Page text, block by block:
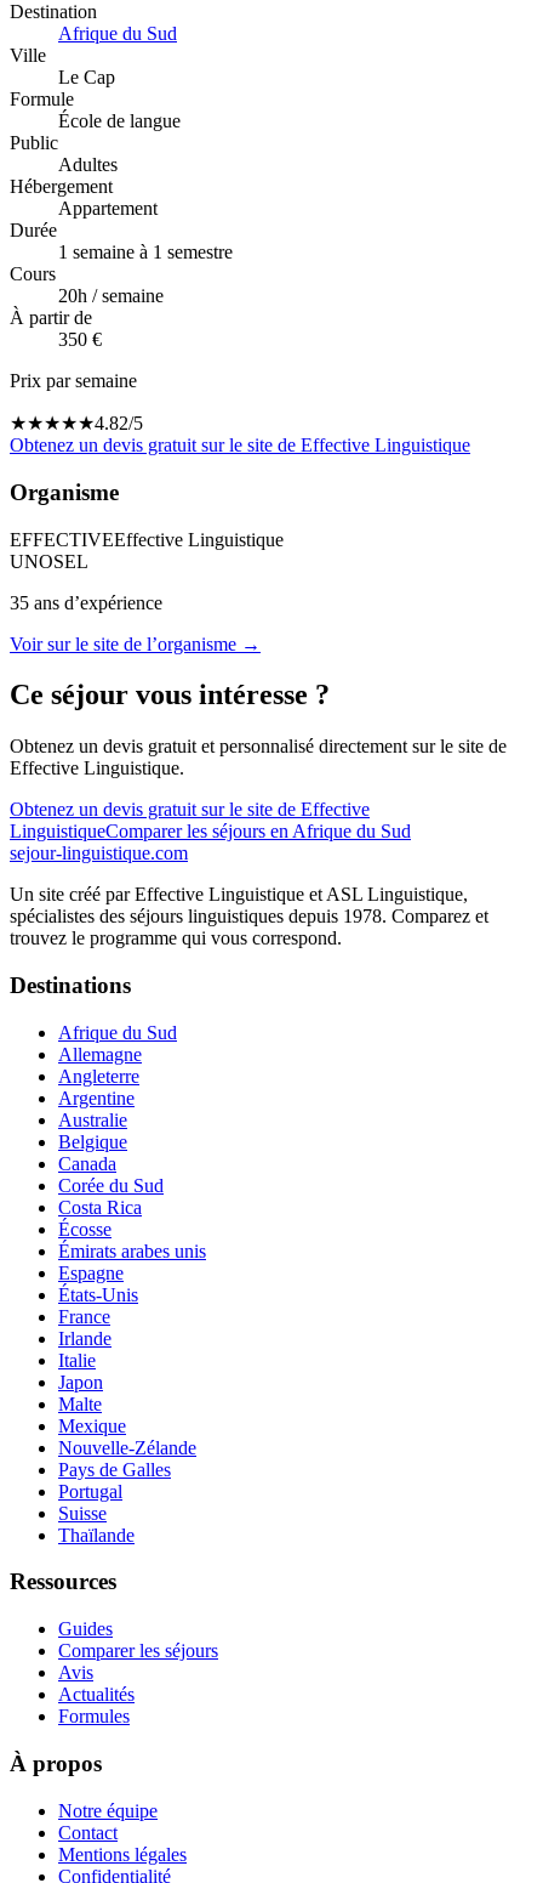
Destination
Afrique du Sud
Ville
Le Cap
Formule
École de langue
Public
Adultes
Hébergement
Appartement
Durée
1 semaine à 1 semestre
Cours
20h / semaine
À partir de
350 €
Prix par semaine
★★★★★4.82/5
Obtenez un devis gratuit sur le site de Effective Linguistique
Organisme
EFFECTIVEEffective Linguistique
UNOSEL
35 ans d’expérience
Voir sur le site de l’organisme →
Ce séjour vous intéresse ?
Obtenez un devis gratuit et personnalisé directement sur le site de
Effective Linguistique.
Obtenez un devis gratuit sur le site de Effective
LinguistiqueComparer les séjours en Afrique du Sud
sejour-linguistique.com
Un site créé par Effective Linguistique et ASL Linguistique,
spécialistes des séjours linguistiques depuis 1978. Comparez et
trouvez le programme qui vous correspond.
Destinations
Afrique du Sud
Allemagne
Angleterre
Argentine
Australie
Belgique
Canada
Corée du Sud
Costa Rica
Écosse
Émirats arabes unis
Espagne
États-Unis
France
Irlande
Italie
Japon
Malte
Mexique
Nouvelle-Zélande
Pays de Galles
Portugal
Suisse
Thaïlande
Ressources
Guides
Comparer les séjours
Avis
Actualités
Formules
À propos
Notre équipe
Contact
Mentions légales
Confidentialité